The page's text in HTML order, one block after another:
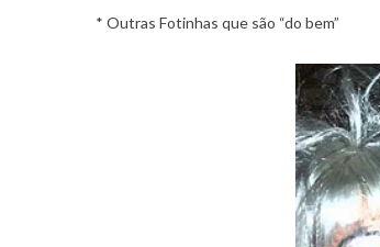
* Outras Fotinhas que são “do bem”